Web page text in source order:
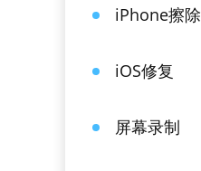
iPhone擦除
iOS修复
屏幕录制